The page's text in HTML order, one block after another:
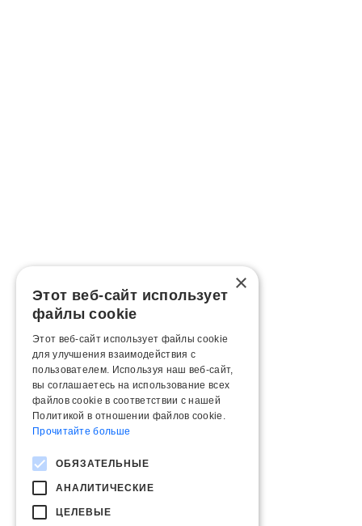
×
Этот веб-сайт использует
файлы cookie
Этот веб-сайт использует файлы cookie
для улучшения взаимодействия с
пользователем. Используя наш веб-сайт,
вы соглашаетесь на использование всех
файлов cookie в соответствии с нашей
Политикой в ​​отношении файлов cookie.
Прочитайте больше
ОБЯЗАТЕЛЬНЫЕ
АНАЛИТИЧЕСКИЕ
ЦЕЛЕВЫЕ